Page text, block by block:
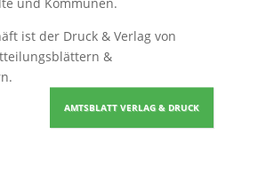
ist der Druck & Verlag von
&
.
AMTSBLATT VERLAG & DRUCK